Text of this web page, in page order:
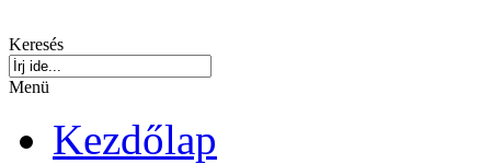
Keresés
Menü
Kezdőlap